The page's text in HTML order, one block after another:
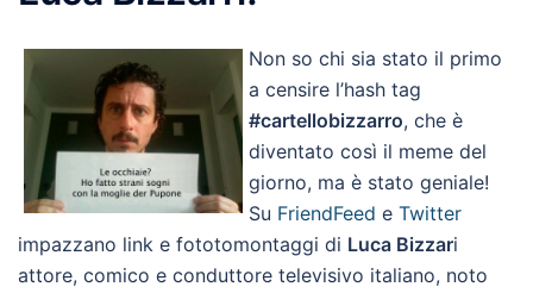
Non so chi sia stato il primo
a censire l’hash tag
#cartellobizzarro, che è
diventato così il meme del
giorno, ma è stato geniale!
Su FriendFeed e Twitter
impazzano link e fototomontaggi di Luca Bizzari
attore, comico e conduttore televisivo italiano, noto